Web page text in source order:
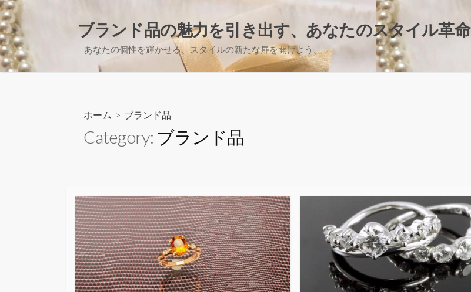
コ
ン
テ
ン
ツ
ブランド品の魅力を引き出す、あなたのスタイル革命
あなたの個性を輝かせる、スタイルの新たな扉を開けよう。
ホーム > ブランド品
Category: ブランド品